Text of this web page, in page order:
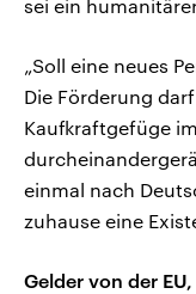
sei ein
„Soll eine neues
Die Förderung
Kaufkraftgefüge
einmal nach
zuhause eine
Gelder von der